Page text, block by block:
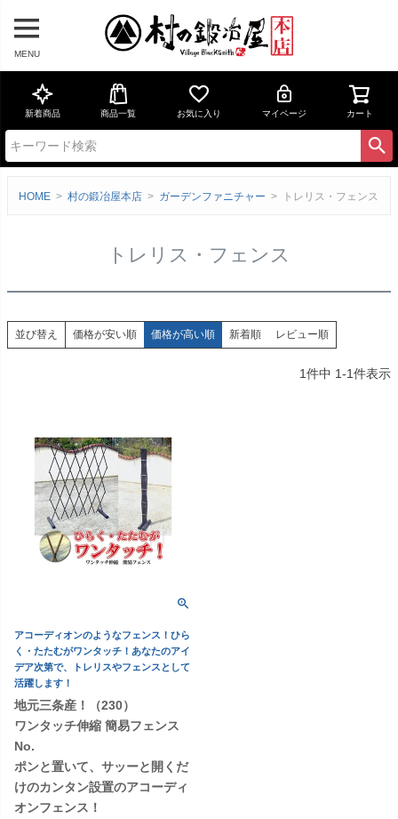
MENU
新着商品 商品一覧 お気に入り マイページ カート
HOME 村の鍛冶屋本店 ガーデンファニチャー トレリス・フェンス
トレリス・フェンス
並び替え 価格が安い順 価格が高い順 新着順 レビュー順
1件中 1-1件表示
アコーディオンのようなフェンス！ひら
く・たたむがワンタッチ！あなたのアイ
デア次第で、トレリスやフェンスとして
活躍します！
地元三条産！（230）
ワンタッチ伸縮 簡易フェンス
No.
ポンと置いて、サッーと開くだ
けのカンタン設置のアコーディ
オンフェンス！